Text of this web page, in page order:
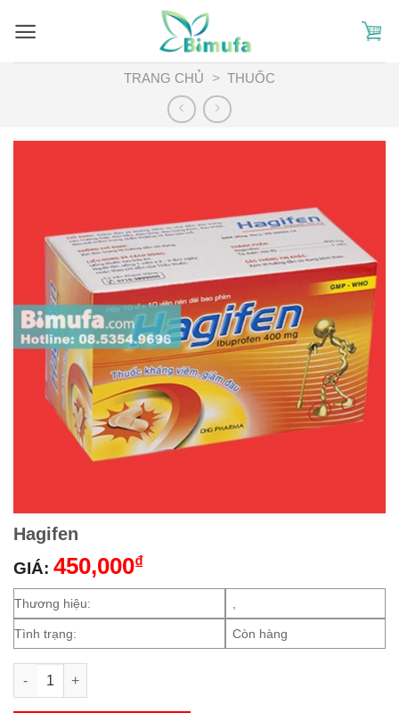
TRANG CHỦ
> THUỐC
Hagifen
GIÁ: 450,000₫
Thương hiệu:
Tình trạng: Còn hàng